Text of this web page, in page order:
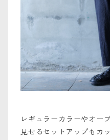
レギュラーカラーやオー
見せるセットアップもカ